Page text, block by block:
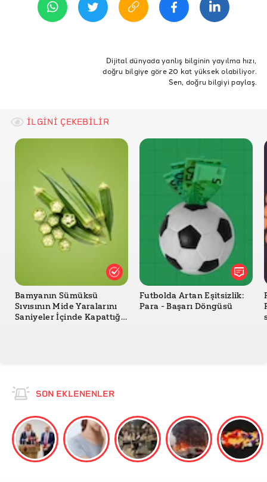
Kadın İstihdamı Rapor eşitsizlik
Gelir
Erkek kazanç
Oxfam
Dijital dünyada yanlış bilginin yayılma hızı,
doğru bilgiye göre 20 kat yüksek olabiliyor.
Sen, doğru bilgiyi paylaş.
İLGİNİ ÇEKEBİLİR
Bamyanın Sümüksü
Sıvısının Mide Yaralarını
Saniyeler İçinde Kapattığı
Futbolda Artan Eşitsizlik:
Para - Başarı Döngüsü
SON EKLENENLER